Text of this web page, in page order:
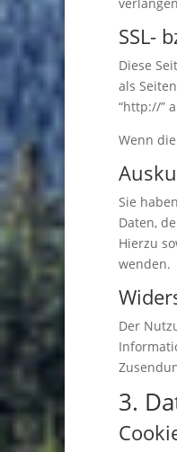
SSL-
Diese
als
“http://”
Wenn
Sie
Daten,
Hierzu
wenden.
Der
3.